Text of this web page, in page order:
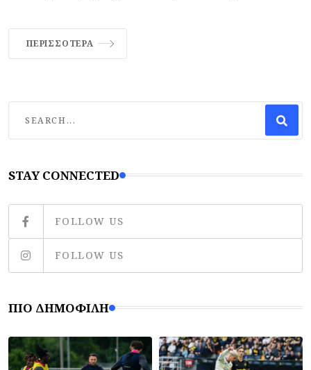
ΠΕΡΙΣΣΌΤΕΡΑ
STAY CONNECTED
FOLLOW US
FOLLOW US
ΠΙΟ ΔΗΜΟΦΙΛΉ